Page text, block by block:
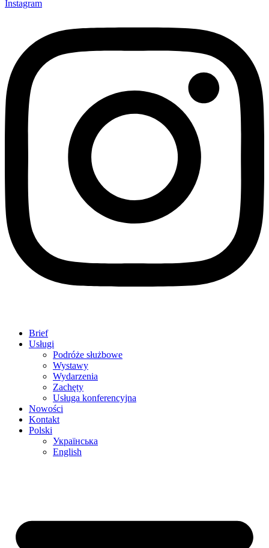
Instagram
Brief
Usługi
Podróże służbowe
Wystawy
Wydarzenia
Zachęty
Usługa konferencyjna
Nowości
Kontakt
Polski
Українська
English